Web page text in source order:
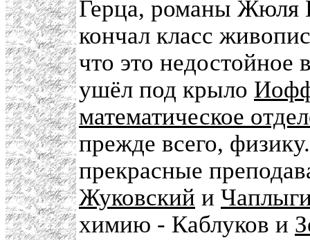
Герца, романы Жюля
кончал класс
что это недостойное
ушёл под крыло
математическое
прежде всего,
прекрасные
Жуковский и
химию - Каблуков и